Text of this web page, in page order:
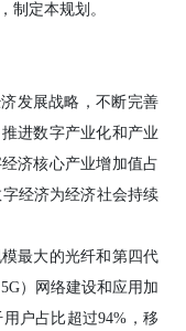
制定本规划。
发展战略，不断完善
进数字产业化和产业
济核心产业增加值占
经济为经济社会持续
最大的光纤和第四代
）网络建设和应用加
户占比超过94%，移